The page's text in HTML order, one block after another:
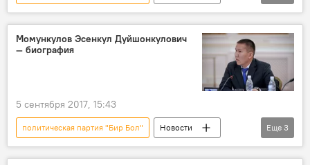
Гульнура Торалиева
биография
Момункулов Эсенкул Дуйшонкулович
— биография
5 сентября 2017, 15:43
политическая партия "Бир Бол"
Новости
Справки
Эсенкул Момункулов
Еще 3